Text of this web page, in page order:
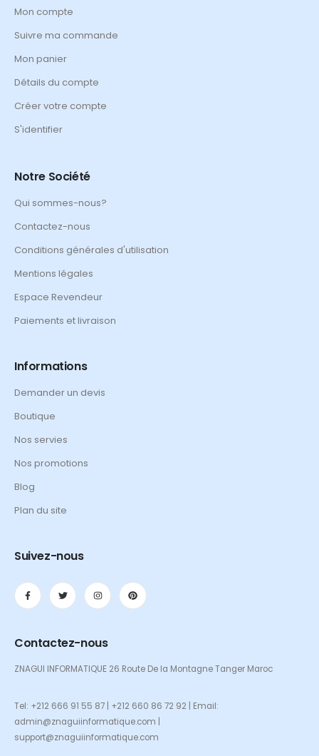
Mon compte
Suivre ma commande
Mon panier
Détails du compte
Créer votre compte
S'identifier
Notre Société
Qui sommes-nous?
Contactez-nous
Conditions générales d'utilisation
Mentions légales
Espace Revendeur
Paiements et livraison
Informations
Demander un devis
Boutique
Nos servies
Nos promotions
Blog
Plan du site
Suivez-nous
Contactez-nous
ZNAGUI INFORMATIQUE 26 Route De la Montagne Tanger Maroc
Tel: +212 666 91 55 87 | +212 660 86 72 92 | Email:
admin@znaguiinformatique.com |
support@znaguiinformatique.com